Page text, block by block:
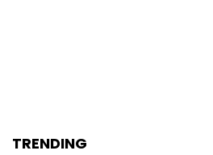
TRENDING